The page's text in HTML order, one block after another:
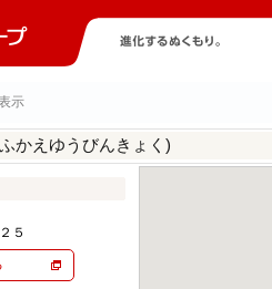
示
かえゆうびんきょく)
５